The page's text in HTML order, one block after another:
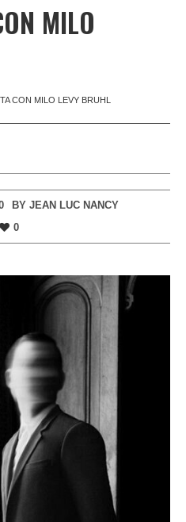
MILO
CON MILO LEVY BRUHL
BY JEAN LUC NANCY
0